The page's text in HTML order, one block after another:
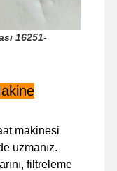
Hakkımızda
16251-
makinesi
uzmanız.
filtreleme